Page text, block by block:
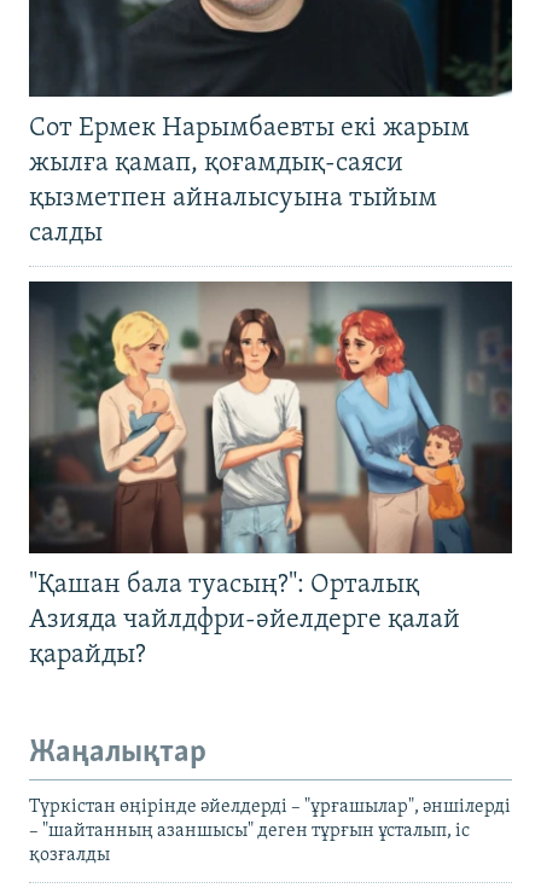
Сот Ермек Нарымбаевты екі жарым
жылға қамап, қоғамдық-саяси
қызметпен айналысуына тыйым
салды
"Қашан бала туасың?": Орталық
Азияда чайлдфри-әйелдерге қалай
қарайды?
Жаңалықтар
Түркістан өңірінде әйелдерді – "ұрғашылар", әншілерді
– "шайтанның азаншысы" деген тұрғын ұсталып, іс
қозғалды